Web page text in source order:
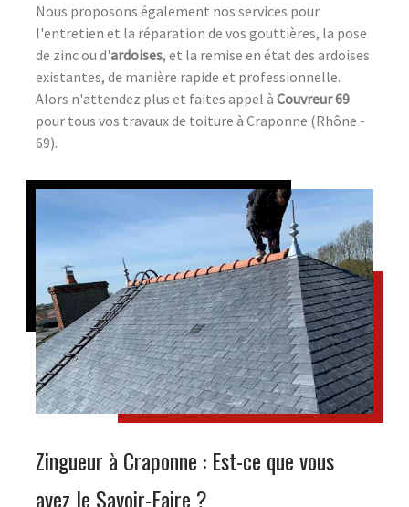
Nous proposons également nos services pour
l'entretien et la réparation de vos gouttières, la pose
de zinc ou d'ardoises, et la remise en état des ardoises
existantes, de manière rapide et professionnelle.
Alors n'attendez plus et faites appel à Couvreur 69
pour tous vos travaux de toiture à Craponne (Rhône -
69).
Zingueur à Craponne : Est-ce que vous
avez le Savoir-Faire ?